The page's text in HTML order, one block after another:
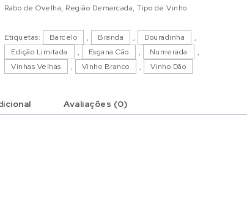
Rabo de Ovelha, Região Demarcada,Tipo de Vinho
Etiquetas: Barcelo , Branda , Douradinha
,
Edição Limitada
, Esgana Cão , Numerada
,
Vinhas Velhas
, Vinho Branco , Vinho Dão
Avaliações (0)